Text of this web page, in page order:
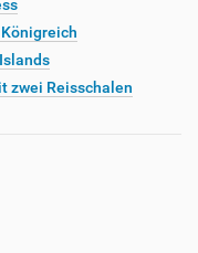
zwei Reisschalen